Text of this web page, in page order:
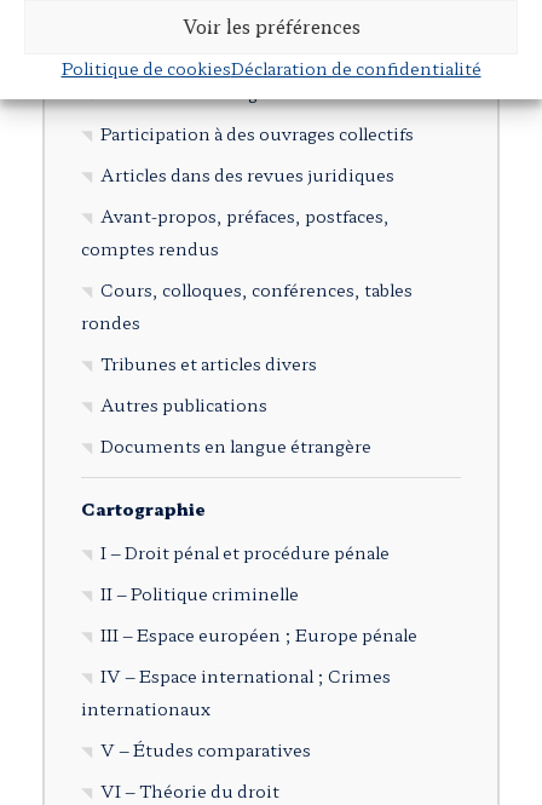
Voir les préférences
Politique de cookiesDéclaration de confidentialité
Participation à des ouvrages collectifs
Articles dans des revues juridiques
Avant-propos, préfaces, postfaces,
comptes rendus
Cours, colloques, conférences, tables
rondes
Tribunes et articles divers
Autres publications
Documents en langue étrangère
Cartographie
I – Droit pénal et procédure pénale
II – Politique criminelle
III – Espace européen ; Europe pénale
IV – Espace international ; Crimes
internationaux
V – Études comparatives
VI – Théorie du droit